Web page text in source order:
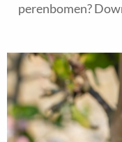
perenbomen?